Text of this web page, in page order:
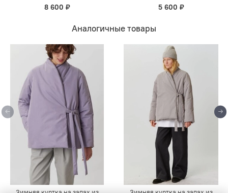
8 600 ₽ 5 600 ₽
Аналогичные товары